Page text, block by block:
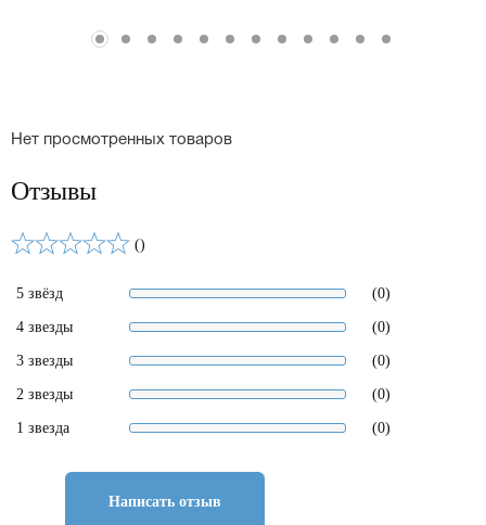
Нет просмотренных товаров
Отзывы
()
5 звёзд (0)
4 звезды (0)
3 звезды (0)
2 звезды (0)
1 звезда (0)
Написать отзыв